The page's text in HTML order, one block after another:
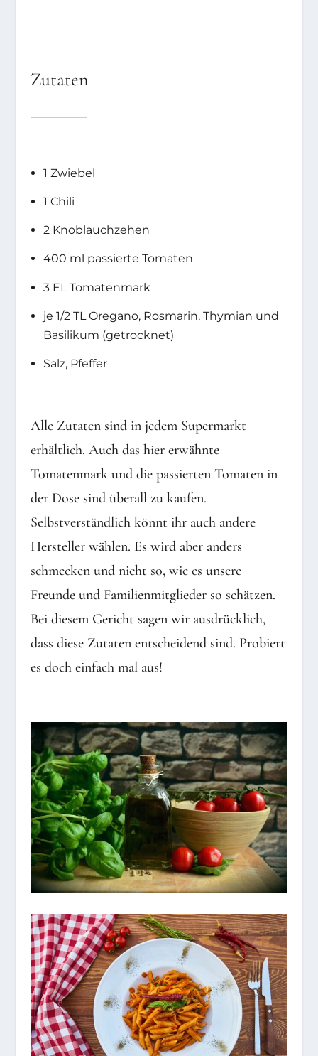
Zutaten
1 Zwiebel
1 Chili
2 Knoblauchzehen
400 ml passierte Tomaten
3 EL Tomatenmark
je 1/2 TL Oregano, Rosmarin, Thymian und
Basilikum (getrocknet)
Salz, Pfeffer
Alle Zutaten sind in jedem Supermarkt
erhältlich. Auch das hier erwähnte
Tomatenmark und die passierten Tomaten in
der Dose sind überall zu kaufen.
Selbstverständlich könnt ihr auch andere
Hersteller wählen. Es wird aber anders
schmecken und nicht so, wie es unsere
Freunde und Familienmitglieder so schätzen.
Bei diesem Gericht sagen wir ausdrücklich,
dass diese Zutaten entscheidend sind. Probiert
es doch einfach mal aus!